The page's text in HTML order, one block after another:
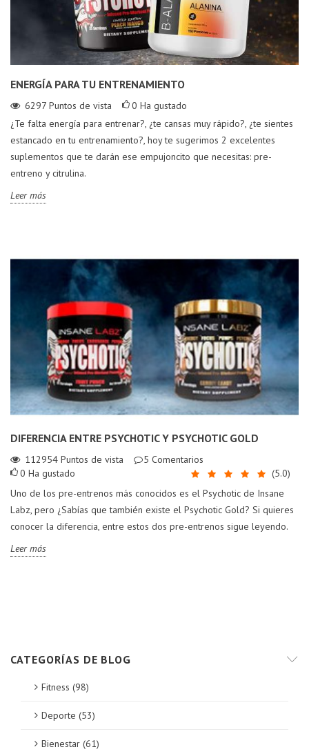
ENERGÍA PARA TU ENTRENAMIENTO
6297 Puntos de vista 0 Ha gustado
¿Te falta energía para entrenar?, ¿te cansas muy rápido?, ¿te sientes
estancado en tu entrenamiento?, hoy te sugerimos 2 excelentes
suplementos que te darán ese empujoncito que necesitas: pre-
entreno y citrulina.
Leer más
DIFERENCIA ENTRE PSYCHOTIC Y PSYCHOTIC GOLD
112954 Puntos de vista 5 Comentarios
(5.0)
0 Ha gustado
Uno de los pre-entrenos más conocidos es el Psychotic de Insane
Labz, pero ¿Sabías que también existe el Psychotic Gold? Si quieres
conocer la diferencia, entre estos dos pre-entrenos sigue leyendo.
Leer más
CATEGORÍAS DE BLOG
Fitness (98)
Deporte (53)
Bienestar (61)